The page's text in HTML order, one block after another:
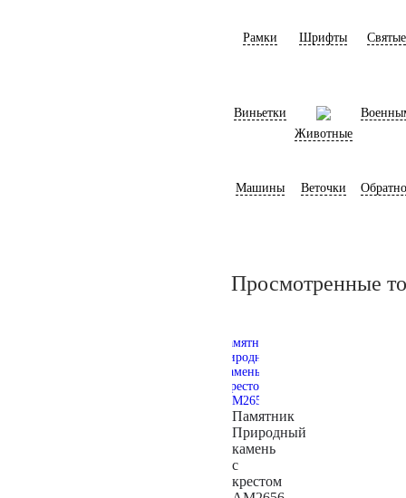
Рамки Шрифты Святые
Виньетки
Животные
Машины Веточки
Просмотренные
Памятник
Природный
камень
с
крестом